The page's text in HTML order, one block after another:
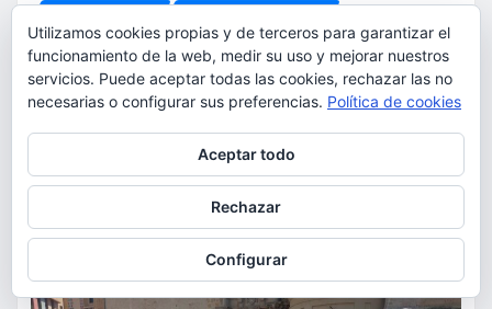
ACTUALIDAD MEDIO AMBIENTE
Un eclipse para disfrutar con
seguridad: la Generalitat lanza
sus recomendaciones para el 12
de agosto
torrent al dia Ago 9, 2026
Utilizamos cookies propias y de terceros para garantizar el
funcionamiento de la web, medir su uso y mejorar nuestros
servicios. Puede aceptar todas las cookies, rechazar las no
necesarias o configurar sus preferencias. Política de cookies
Aceptar todo
Rechazar
Configurar
Para obtener más información, incluido cómo gestionar las cookies,